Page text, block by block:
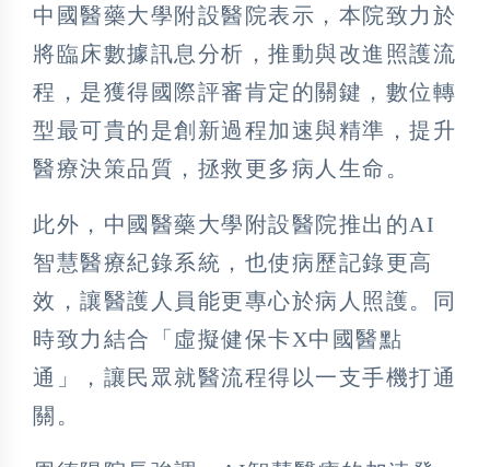
中國醫藥大學附設醫院表示，本院致力於
將臨床數據訊息分析，推動與改進照護流
程，是獲得國際評審肯定的關鍵，數位轉
型最可貴的是創新過程加速與精準，提升
醫療決策品質，拯救更多病人生命。
此外，中國醫藥大學附設醫院推出的AI
智慧醫療紀錄系統，也使病歷記錄更高
效，讓醫護人員能更專心於病人照護。同
時致力結合「虛擬健保卡X中國醫點
通」，讓民眾就醫流程得以一支手機打通
關。